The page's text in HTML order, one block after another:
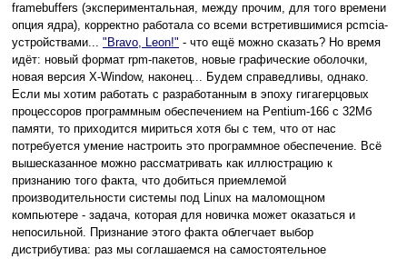
framebuffers (экспериментальная, между прочим, для того времени
опция ядра), корректно работала со всеми встретившимися pcmcia-
устройствами... "Bravo, Leon!" - что ещё можно сказать? Но время
идёт: новый формат rpm-пакетов, новые графические оболочки,
новая версия X-Window, наконец... Будем справедливы, однако.
Если мы хотим работать с разработанным в эпоху гигагерцовых
процессоров программным обеспечением на Pentium-166 с 32Мб
памяти, то приходится мириться хотя бы с тем, что от нас
потребуется умение настроить это программное обеспечение. Всё
вышесказанное можно рассматривать как иллюстрацию к
признанию того факта, что добиться приемлемой
производительности системы под Linux на маломощном
компьютере - задача, которая для новичка может оказаться и
непосильной. Признание этого факта облегчает выбор
дистрибутива: раз мы соглашаемся на самостоятельное